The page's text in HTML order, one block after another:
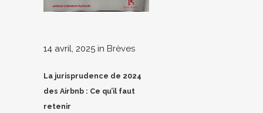
14 avril, 2025 in Brèves
La jurisprudence de 2024
des Airbnb : Ce qu’il faut
retenir